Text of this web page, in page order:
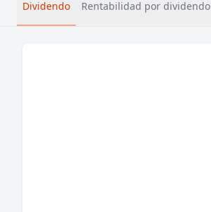
Dividendo Rentabilidad por dividendo